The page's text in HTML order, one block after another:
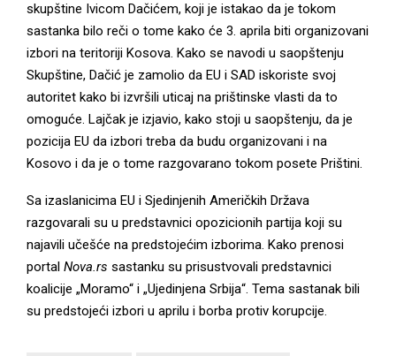
skupštine Ivicom Dačićem, koji je istakao da je tokom
sastanka bilo reči o tome kako će 3. aprila biti organizovani
izbori na teritoriji Kosova. Kako se navodi u saopštenju
Skupštine, Dačić je zamolio da EU i SAD iskoriste svoj
autoritet kako bi izvršili uticaj na prištinske vlasti da to
omoguće. Lajčak je izjavio, kako stoji u saopštenju, da je
pozicija EU da izbori treba da budu organizovani i na
Kosovo i da je o tome razgovarano tokom posete Prištini.
Sa izaslanicima EU i Sjedinjenih Američkih Država
razgovarali su u predstavnici opozicionih partija koji su
najavili učešće na predstojećim izborima. Kako prenosi
portal Nova.rs sastanku su prisustvovali predstavnici
koalicije „Moramo“ i „Ujedinjena Srbija“. Tema sastanak bili
su predstojeći izbori u aprilu i borba protiv korupcije.